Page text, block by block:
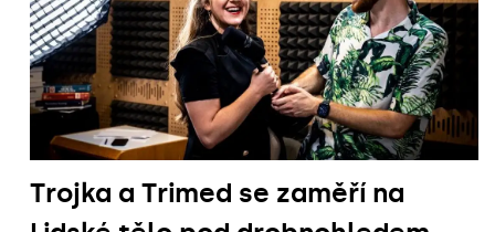
Trojka a Trimed se zaměří na